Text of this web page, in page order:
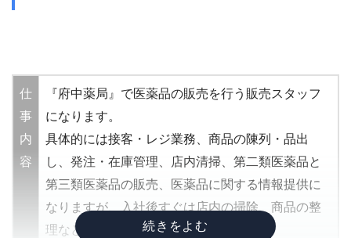
福
利
厚
生
れます。
また、福利厚生には年に1回健康診断を無料で受け
られます。また、週に1回銀座のランチを無料で食
べられるという福利厚生もあるため、銀座でキラ
キラOLになれること間違いなし！
仕
事
内
容
『府中薬局』で医薬品の販売を行う販売スタッフ
になります。
具体的には接客・レジ業務、商品の陳列・品出
し、発注・在庫管理、店内清掃、第二類医薬品と
第三類医薬品の販売、医薬品に関する情報提供に
なりますが、入社後すぐは店内の掃除、商品の整
理などできることからお任せします！